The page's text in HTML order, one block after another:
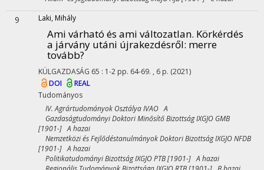
9 Laki, Mihály
Ami várható és ami változatlan. Körkérdés
a járvány utáni újrakezdésről: merre
tovább?
KÜLGAZDASÁG 65 : 1-2 pp. 64-69. , 6 p. (2021)
DOI
REAL
Tudományos
IV. Agrártudományok Osztálya IVAO A
Gazdaságtudományi Doktori Minősítő Bizottság IXGJO GMB
[1901-] A hazai
Nemzetközi és Fejlődéstanulmányok Doktori Bizottság IXGJO NFDB
[1901-] A hazai
Politikatudományi Bizottság IXGJO PTB [1901-] A hazai